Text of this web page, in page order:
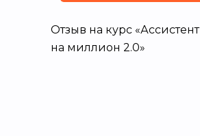
Отзыв на курс «Ассистент
на миллион 2.0»